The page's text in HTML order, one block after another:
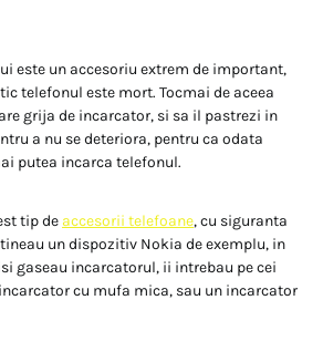
este un accesoriu extrem de important,
telefonul este mort. Tocmai de aceea
grija de incarcator, si sa il pastrezi in
a nu se deteriora, pentru ca odata
putea incarca telefonul.
tip de accesorii telefoane, cu siguranta
un dispozitiv Nokia de exemplu, in
gaseau incarcatorul, ii intrebau pe cei
cu mufa mica, sau un incarcator